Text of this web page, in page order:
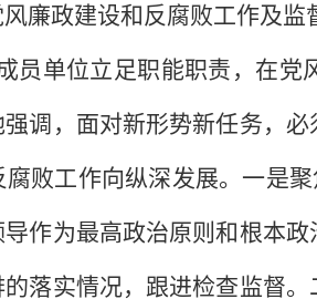
廉政建设和反腐败工作及监
员单位立足职能职责，在
调，面对新形势新任务，
败工作向纵深发展。一是
作为最高政治原则和根本
落实情况，跟进检查监督